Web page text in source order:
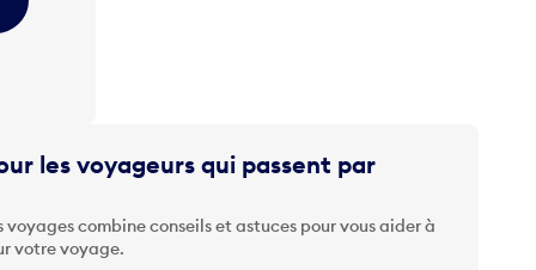
les voyageurs qui passent par
combine conseils et astuces pour vous aider à
votre voyage.